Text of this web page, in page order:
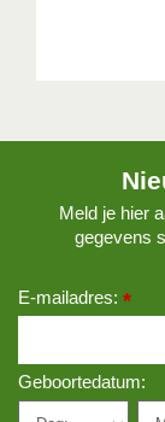
Meld je hier
gegevens
E-mailadres: *
Geboortedatum: